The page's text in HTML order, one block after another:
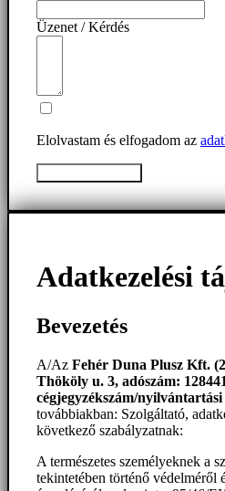
Üzenet / Kérdés
Elolvastam és elfogadom az
Adatkezelési
Bevezetés
A/Az Fehér Duna Plusz Kft.
Thököly u. 3, adószám:
cégjegyzékszám/nyilvántartási
továbbiakban: Szolgáltató,
következő szabályzatnak:
A természetes személyeknek a
tekintetében történő védelméről